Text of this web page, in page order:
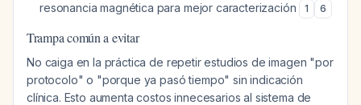
resonancia magnética para mejor caracterización
1 6
Trampa común a evitar
No caiga en la práctica de repetir estudios de imagen "por
protocolo" o "porque ya pasó tiempo" sin indicación
clínica. Esto aumenta costos innecesarios al sistema de